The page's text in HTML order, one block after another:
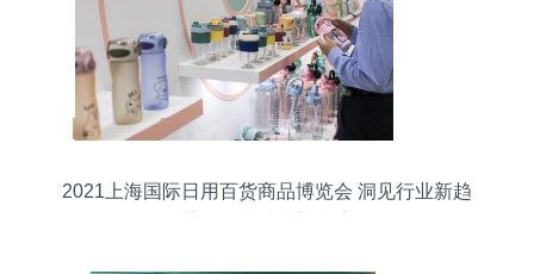
2021上海国际日用百货商品博览会 洞见行业新趋